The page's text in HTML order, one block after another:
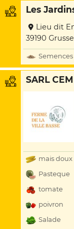
Les
Lieu dit
39190 Grusse
SARL
mais doux
Pasteque
tomate
poivron
Salade